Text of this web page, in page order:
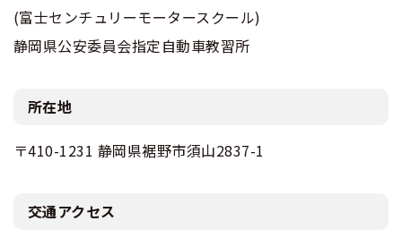
(富士センチュリーモータースクール)
静岡県公安委員会指定自動車教習所
所在地
〒410-1231 静岡県裾野市須山2837-1
交通アクセス